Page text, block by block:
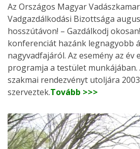
Az Országos Magyar
Vadgazdálkodási Bizottsága
hosszútávon! – Gazdálkodj
konferenciát hazánk legnagyobb
nagyvadfajáról. Az esemény az év
programja a testület munkájában.
szakmai rendezvényt utoljára
szerveztek.Tovább >>>